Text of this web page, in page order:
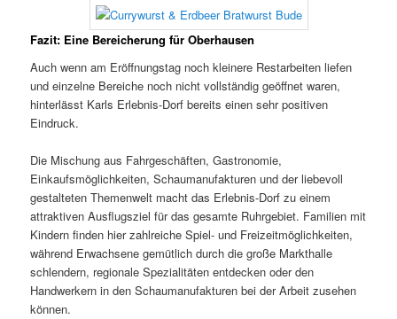
Fazit: Eine Bereicherung für Oberhausen
Auch wenn am Eröffnungstag noch kleinere Restarbeiten liefen
und einzelne Bereiche noch nicht vollständig geöffnet waren,
hinterlässt Karls Erlebnis-Dorf bereits einen sehr positiven
Eindruck.
Die Mischung aus Fahrgeschäften, Gastronomie,
Einkaufsmöglichkeiten, Schaumanufakturen und der liebevoll
gestalteten Themenwelt macht das Erlebnis-Dorf zu einem
attraktiven Ausflugsziel für das gesamte Ruhrgebiet. Familien mit
Kindern finden hier zahlreiche Spiel- und Freizeitmöglichkeiten,
während Erwachsene gemütlich durch die große Markthalle
schlendern, regionale Spezialitäten entdecken oder den
Handwerkern in den Schaumanufakturen bei der Arbeit zusehen
können.